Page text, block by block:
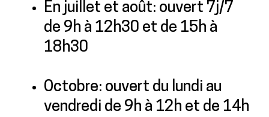
En juillet et août: ouvert 7j/7
de 9h à 12h30 et de 15h à
18h30
Octobre: ouvert du lundi au
vendredi de 9h à 12h et de 14h